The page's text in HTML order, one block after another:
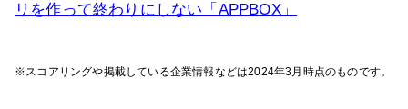
リを作って終わりにしない「APPBOX」
※スコアリングや掲載している企業情報などは2024年3月時点のものです。